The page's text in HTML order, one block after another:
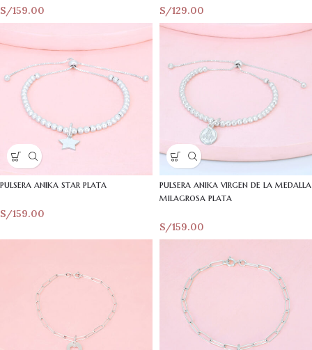
S/159.00 S/129.00
pulsera anika star plata
S/159.00
pulsera anika virgen de la medalla
milagrosa plata
S/159.00